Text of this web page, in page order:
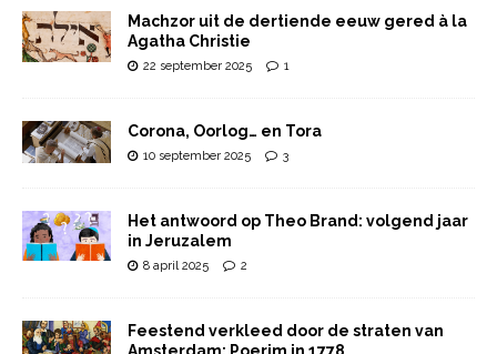
Machzor uit de dertiende eeuw gered à la
Agatha Christie
22 september 2025 1
Corona, Oorlog… en Tora
10 september 2025 3
Het antwoord op Theo Brand: volgend jaar
in Jeruzalem
8 april 2025 2
Feestend verkleed door de straten van